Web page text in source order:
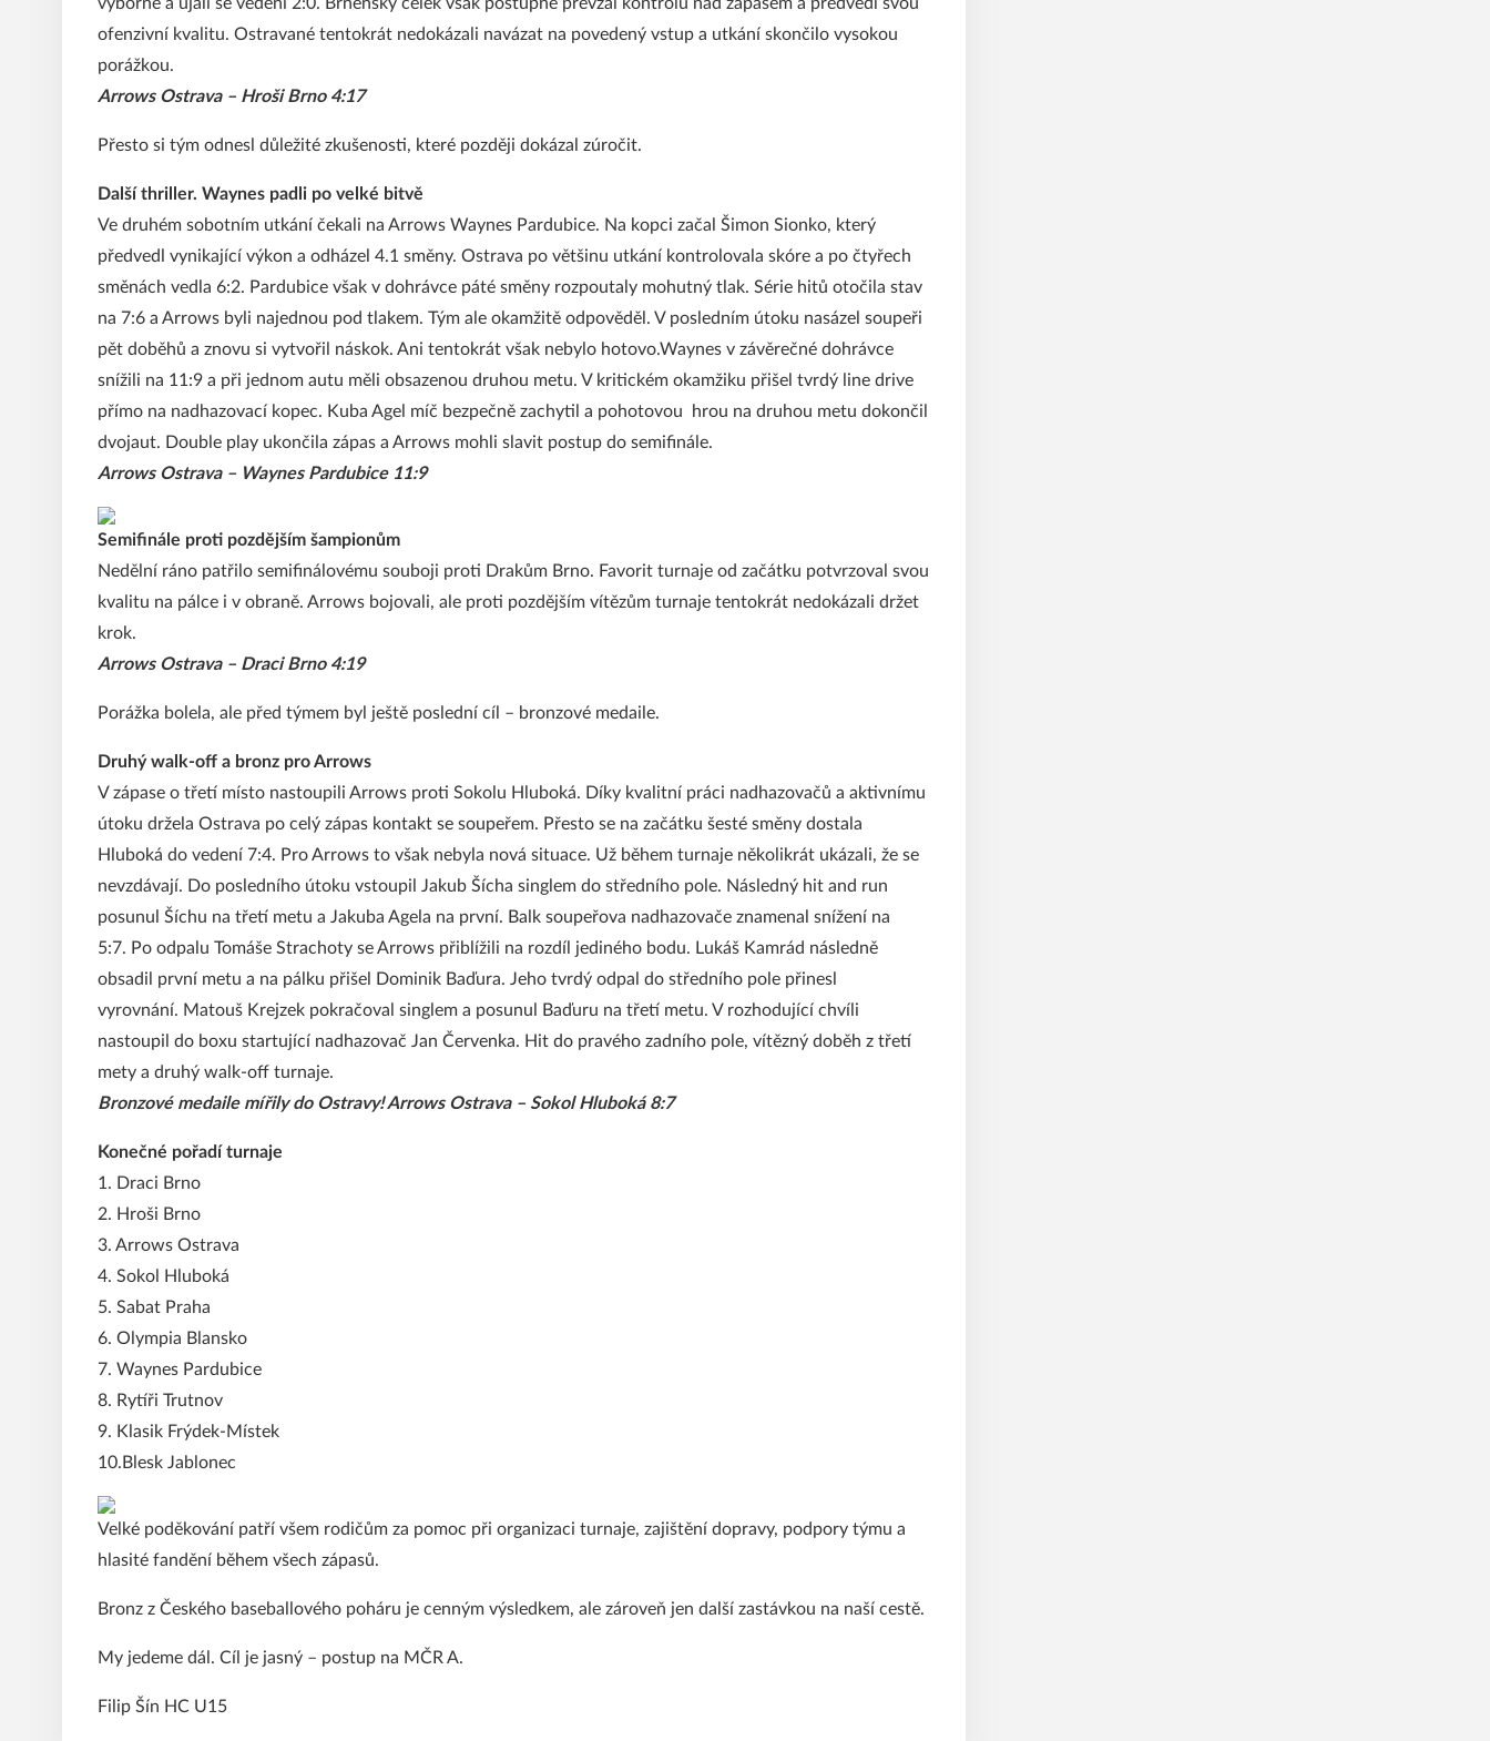
ofenzivní kvalitu. Ostravané tentokrát nedokázali navázat na povedený vstup a utkání skončilo vysokou
porážkou.
Arrows Ostrava – Hroši Brno 4:17
Přesto si tým odnesl důležité zkušenosti, které později dokázal zúročit.
Další thriller. Waynes padli po velké bitvě
Ve druhém sobotním utkání čekali na Arrows Waynes Pardubice. Na kopci začal Šimon Sionko, který
předvedl vynikající výkon a odházel 4.1 směny. Ostrava po většinu utkání kontrolovala skóre a po čtyřech
směnách vedla 6:2. Pardubice však v dohrávce páté směny rozpoutaly mohutný tlak. Série hitů otočila stav
na 7:6 a Arrows byli najednou pod tlakem. Tým ale okamžitě odpověděl. V posledním útoku nasázel soupeři
pět doběhů a znovu si vytvořil náskok. Ani tentokrát však nebylo hotovo.Waynes v závěrečné dohrávce
snížili na 11:9 a při jednom autu měli obsazenou druhou metu. V kritickém okamžiku přišel tvrdý line drive
přímo na nadhazovací kopec. Kuba Agel míč bezpečně zachytil a pohotovou hrou na druhou metu dokončil
dvojaut. Double play ukončila zápas a Arrows mohli slavit postup do semifinále.
Arrows Ostrava – Waynes Pardubice 11:9
Semifinále proti pozdějším šampionům
Nedělní ráno patřilo semifinálovému souboji proti Drakům Brno. Favorit turnaje od začátku potvrzoval svou
kvalitu na pálce i v obraně. Arrows bojovali, ale proti pozdějším vítězům turnaje tentokrát nedokázali držet
krok.
Arrows Ostrava – Draci Brno 4:19
Porážka bolela, ale před týmem byl ještě poslední cíl – bronzové medaile.
Druhý walk-off a bronz pro Arrows
V zápase o třetí místo nastoupili Arrows proti Sokolu Hluboká. Díky kvalitní práci nadhazovačů a aktivnímu
útoku držela Ostrava po celý zápas kontakt se soupeřem. Přesto se na začátku šesté směny dostala
Hluboká do vedení 7:4. Pro Arrows to však nebyla nová situace. Už během turnaje několikrát ukázali, že se
nevzdávají. Do posledního útoku vstoupil Jakub Šícha singlem do středního pole. Následný hit and run
posunul Šíchu na třetí metu a Jakuba Agela na první. Balk soupeřova nadhazovače znamenal snížení na
5:7. Po odpalu Tomáše Strachoty se Arrows přiblížili na rozdíl jediného bodu. Lukáš Kamrád následně
obsadil první metu a na pálku přišel Dominik Baďura. Jeho tvrdý odpal do středního pole přinesl
vyrovnání. Matouš Krejzek pokračoval singlem a posunul Baďuru na třetí metu. V rozhodující chvíli
nastoupil do boxu startující nadhazovač Jan Červenka. Hit do pravého zadního pole, vítězný doběh z třetí
mety a druhý walk-off turnaje.
Bronzové medaile mířily do Ostravy! Arrows Ostrava – Sokol Hluboká 8:7
Konečné pořadí turnaje
1. Draci Brno
2. Hroši Brno
3. Arrows Ostrava
4. Sokol Hluboká
5. Sabat Praha
6. Olympia Blansko
7. Waynes Pardubice
8. Rytíři Trutnov
9. Klasik Frýdek-Místek
10.Blesk Jablonec
Velké poděkování patří všem rodičům za pomoc při organizaci turnaje, zajištění dopravy, podpory týmu a
hlasité fandění během všech zápasů.
Bronz z Českého baseballového poháru je cenným výsledkem, ale zároveň jen další zastávkou na naší cestě.
My jedeme dál. Cíl je jasný – postup na MČR A.
Filip Šín HC U15